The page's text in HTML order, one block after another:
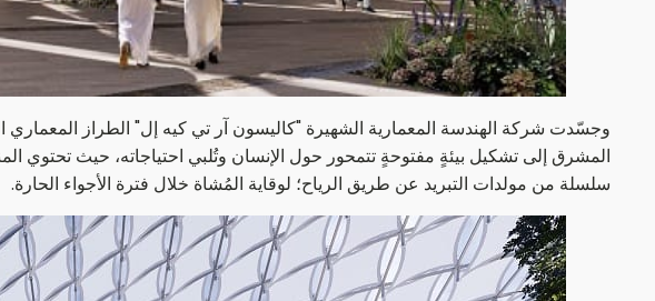
وجسّدت شركة الهندسة المعمارية الشهيرة "كاليسون آر تي كيه إل" الطراز
المشرق إلى تشكيل بيئةٍ مفتوحةٍ تتمحور حول الإنسان وتُلبي احتياجاته، حيث تحتوي
سلسلة من مولدات التبريد عن طريق الرياح؛ لوقاية المُشاة خلال فترة الأجواء الحارة.